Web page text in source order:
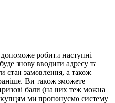
робити наступні
знову вводити адресу та
стан замовлення, а також
Ви також зможете
бали (на них теж можна
ми пропонуємо систему